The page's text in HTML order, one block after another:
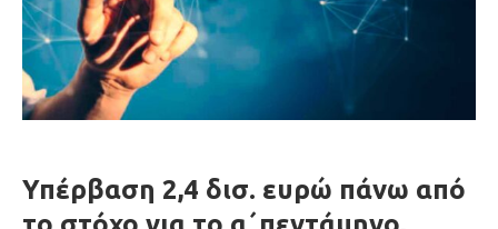
Υπέρβαση 2,4 δισ. ευρώ πάνω από